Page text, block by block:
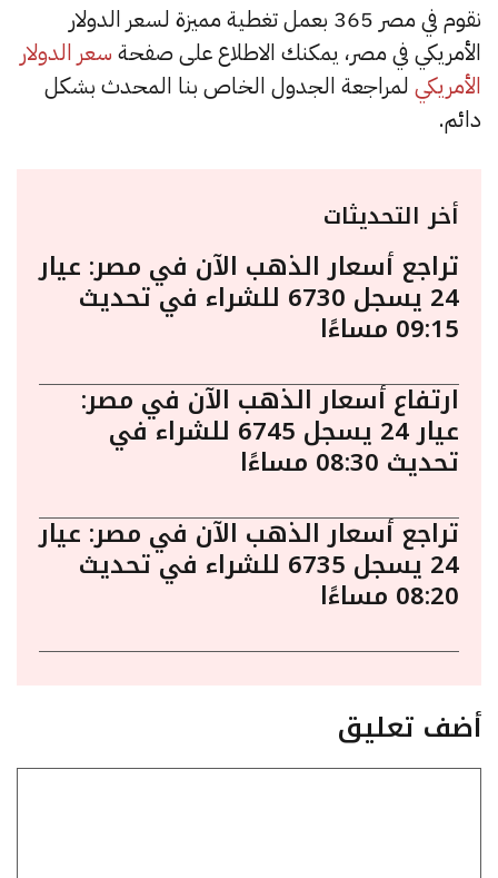
نقوم في مصر 365 بعمل تغطية مميزة لسعر الدولار
الأمريكي في مصر، يمكنك الاطلاع على صفحة سعر الدولار
الأمريكي لمراجعة الجدول الخاص بنا المحدث بشكل
دائم.
أخر التحديثات
تراجع أسعار الذهب الآن في مصر: عيار
24 يسجل 6730 للشراء في تحديث
09:15 مساءًا
ارتفاع أسعار الذهب الآن في مصر:
عيار 24 يسجل 6745 للشراء في
تحديث 08:30 مساءًا
تراجع أسعار الذهب الآن في مصر: عيار
24 يسجل 6735 للشراء في تحديث
08:20 مساءًا
أضف تعليق